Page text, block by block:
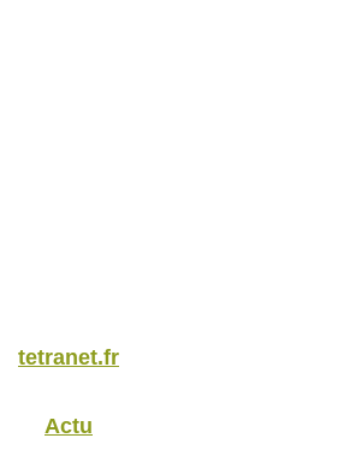
tetranet.fr
Actu